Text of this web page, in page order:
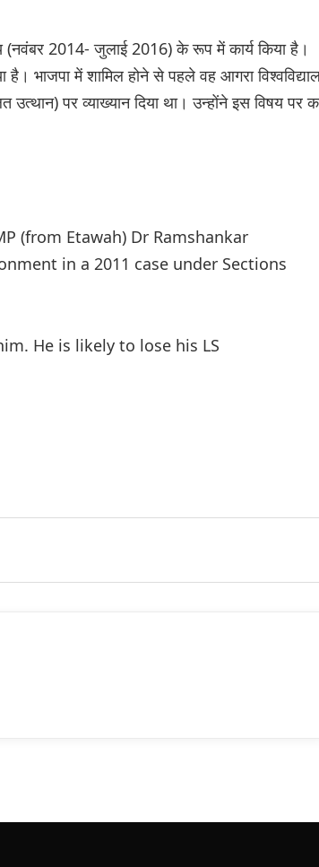
(नवंबर 2014- जुलाई 2016) के रूप में कार्य किया है।
भाजपा में शामिल होने से पहले वह आगरा
पर व्याख्यान दिया था। उन्होंने इस विषय पर
(from Etawah) Dr Ramshankar
in a 2011 case under Sections
He is likely to lose his LS